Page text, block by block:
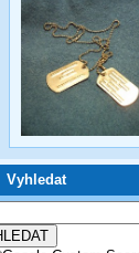
Vyhledat